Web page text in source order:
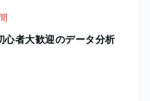
心者大歓迎のデータ分析